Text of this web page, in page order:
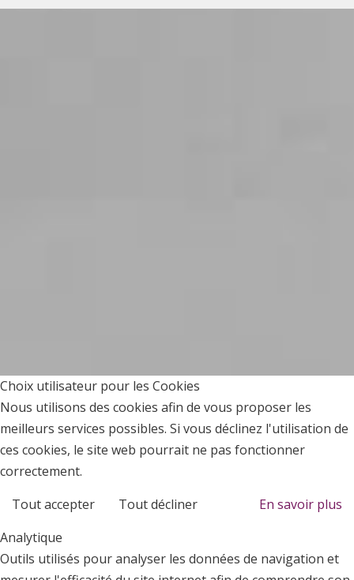
Choix utilisateur pour les Cookies
Nous utilisons des cookies afin de vous proposer les
meilleurs services possibles. Si vous déclinez l'utilisation de
ces cookies, le site web pourrait ne pas fonctionner
correctement.
Tout accepter
Tout décliner
En savoir plus
Analytique
Outils utilisés pour analyser les données de navigation et